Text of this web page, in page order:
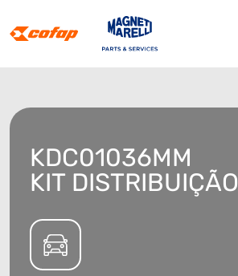
KDC01036MM
KIT DISTRIBUIÇÃO